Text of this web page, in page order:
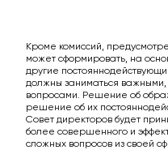
Кроме комиссий,
может сформировать, на
другие
должны заниматься
вопросами. Решение об
решение об их
Совет директоров будет
более совершенного и
сложных вопросов из своей